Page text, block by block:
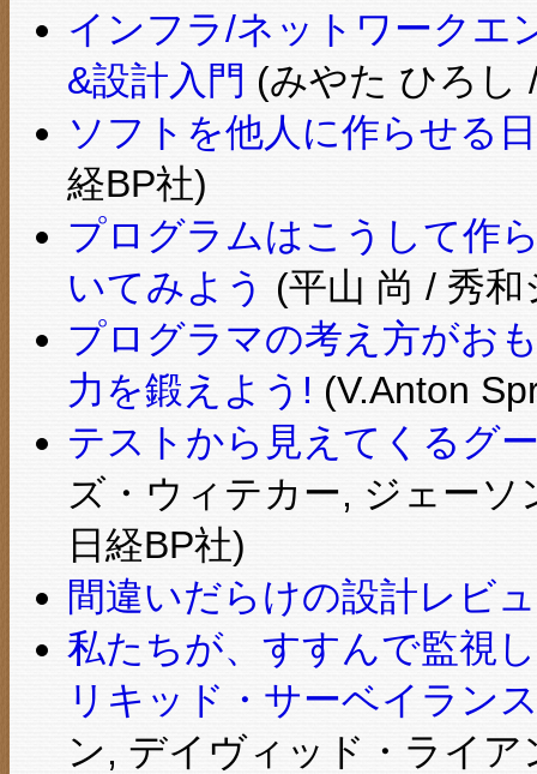
インフラ/ネットワークエ
&設計入門 (みやた ひろし
ソフトを他人に作らせる
経BP社)
プログラムはこうして作
いてみよう (平山 尚 / 秀
プログラマの考え方がお
力を鍛えよう! (V.Anton
テストから見えてくるグ
ズ・ウィテカー, ジェー
日経BP社)
間違いだらけの設計レビ
私たちが、すすんで監視
リキッド・サーベイラン
ン, デイヴィッド・ライア